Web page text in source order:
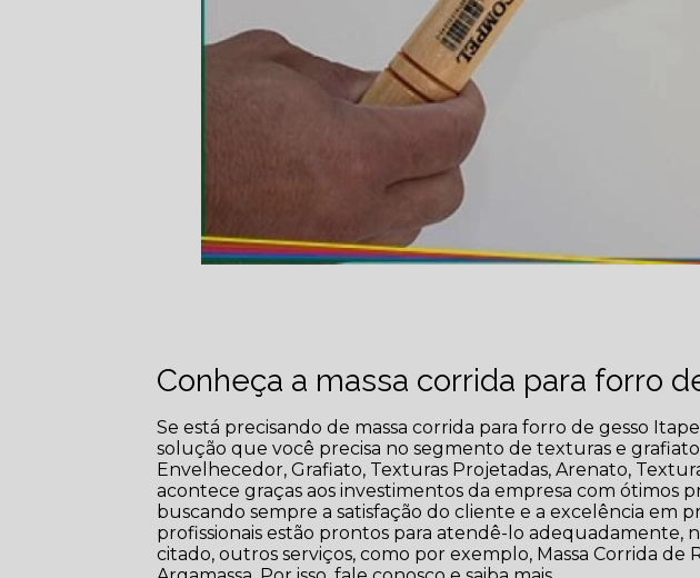
Conheça a massa corrida para forro
Se está precisando de massa corrida para forro de gesso
solução que você precisa no segmento de texturas e
Envelhecedor, Grafiato, Texturas Projetadas, Arenato,
acontece graças aos investimentos da empresa com ótimos
buscando sempre a satisfação do cliente e a excelência em
profissionais estão prontos para atendê-lo adequadamente,
citado, outros serviços, como por exemplo, Massa Corrida de